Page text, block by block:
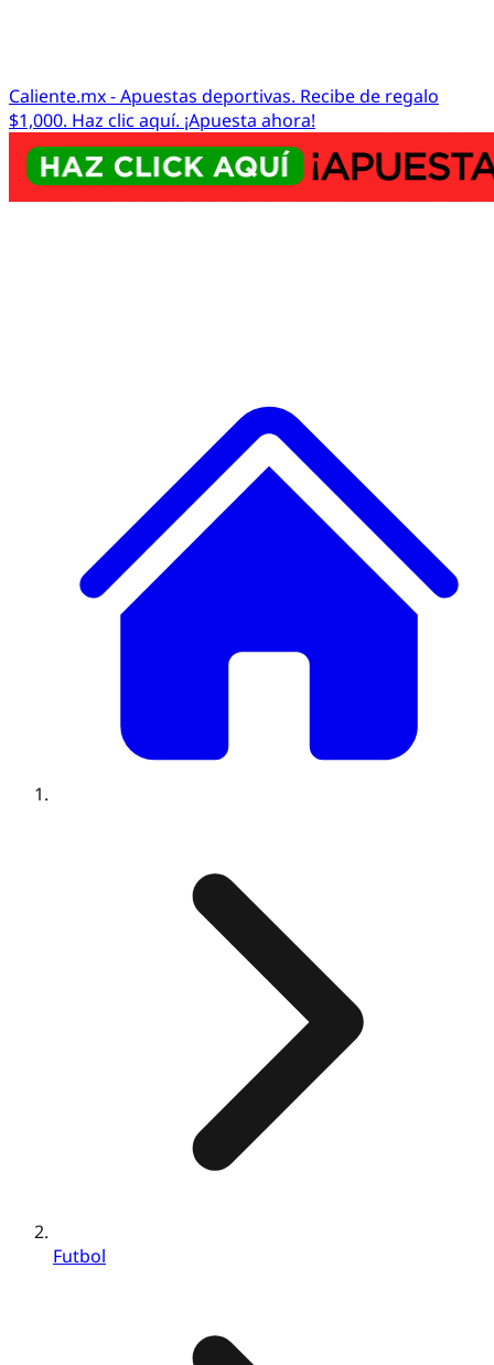
Caliente.mx - Apuestas deportivas. Recibe de regalo
$1,000. Haz clic aquí. ¡Apuesta ahora!
Futbol